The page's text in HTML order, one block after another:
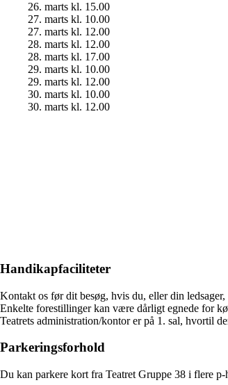
26. marts kl. 15.00
27. marts kl. 10.00
27. marts kl. 12.00
28. marts kl. 12.00
28. marts kl. 17.00
29. marts kl. 10.00
29. marts kl. 12.00
30. marts kl. 10.00
30. marts kl. 12.00
Handikapfaciliteter
Kontakt os før dit besøg, hvis du, eller din
Enkelte forestillinger kan være dårligt egnede for
Teatrets administration/kontor er på 1. sal, hvortil
Parkeringsforhold
Du kan parkere kort fra Teatret Gruppe 38 i flere p-